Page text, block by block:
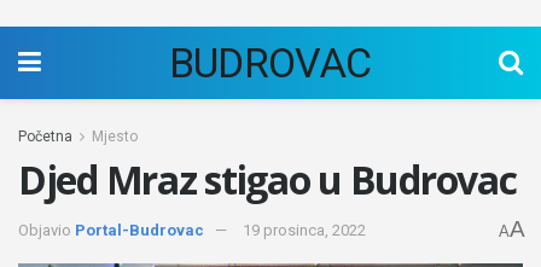
BUDROVAC
Početna Mjesto
Djed Mraz stigao u Budrovac
Objavio Portal-Budrovac 19 prosinca, 2022 AA